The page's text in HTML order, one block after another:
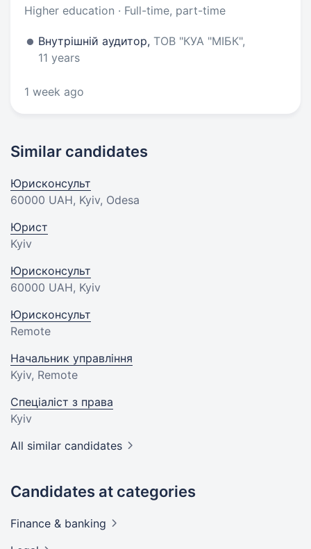
Higher education · Full-time, part-time
Внутрішній аудитор, ТОВ "КУА "МІБК",
11 years
1 week ago
Similar candidates
Юрисконсульт
60000 UAH, Kyiv, Odesa
Юрист
Kyiv
Юрисконсульт
60000 UAH, Kyiv
Юрисконсульт
Remote
Начальник управління
Kyiv, Remote
Спеціаліст з права
Kyiv
All similar candidates
Candidates at categories
Finance & banking